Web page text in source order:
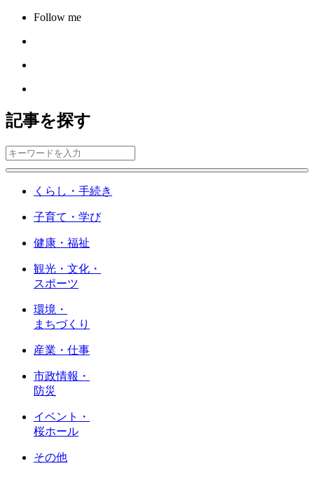
Follow me
記事を探す
くらし・手続き
子育て・学び
健康・福祉
観光・文化・
スポーツ
環境・
まちづくり
産業・仕事
市政情報・
防災
イベント・
桜ホール
その他